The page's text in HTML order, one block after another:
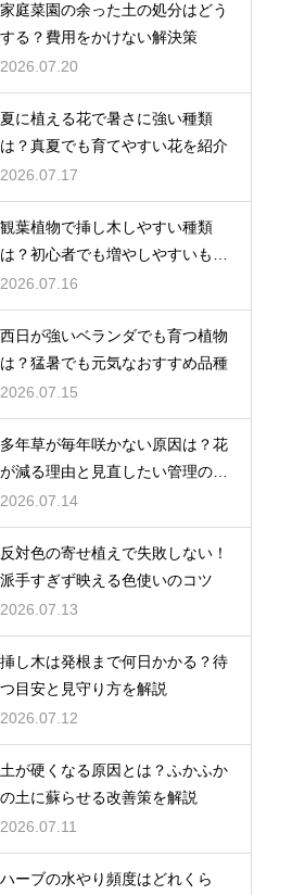
家庭菜園の余った土の処分はどう
する？費用をかけない解決策
2026.07.20
夏に植える花で暑さに強い種類
は？真夏でも育てやすい花を紹介
2026.07.17
観葉植物で挿し木しやすい種類
は？初心者でも増やしやすいもの
を紹介
2026.07.16
西日が強いベランダでも育つ植物
は？猛暑でも元気なおすすめ品種
2026.07.15
多年草が毎年咲かない原因は？花
が減る理由と見直したい管理のコ
ツ
2026.07.14
反対色の寄せ植えで失敗しない！
派手すぎず映える色使いのコツ
2026.07.13
挿し木は発根まで何日かかる？待
つ目安と見守り方を解説
2026.07.12
土が硬くなる原因とは？ふかふか
の土に蘇らせる改善策を解説
2026.07.11
ハーブの水やり頻度はどれくら